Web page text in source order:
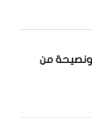
ونصيحة من